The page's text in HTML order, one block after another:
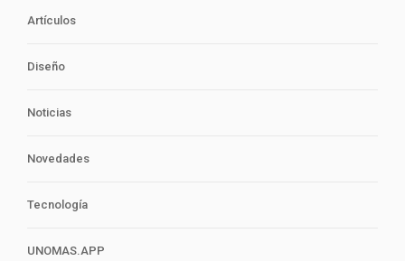
Artículos
Diseño
Noticias
Novedades
Tecnología
UNOMAS.APP